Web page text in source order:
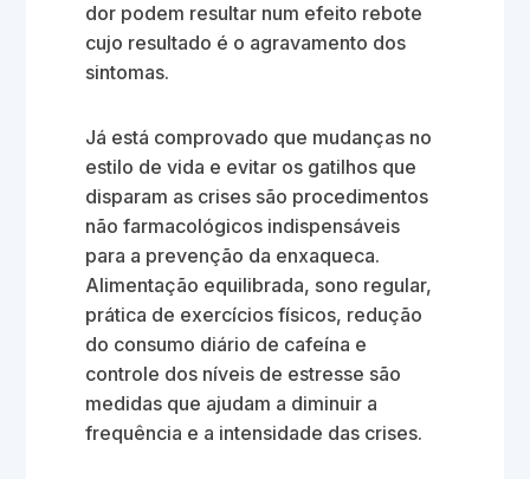
dor podem resultar num efeito rebote
cujo resultado é o agravamento dos
sintomas.
Já está comprovado que mudanças no
estilo de vida e evitar os gatilhos que
disparam as crises são procedimentos
não farmacológicos indispensáveis
para a prevenção da enxaqueca.
Alimentação equilibrada, sono regular,
prática de exercícios físicos, redução
do consumo diário de cafeína e
controle dos níveis de estresse são
medidas que ajudam a diminuir a
frequência e a intensidade das crises.